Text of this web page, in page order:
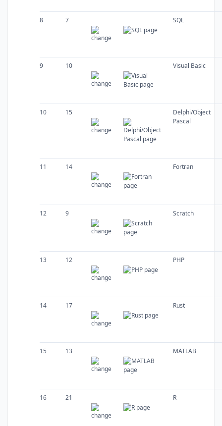
8 7 SQL
9 10 Visual Basic
10 15
Delphi/Object
Pascal
11 14 Fortran
12 9 Scratch
13 12 PHP
14 17 Rust
15 13 MATLAB
16 21 R